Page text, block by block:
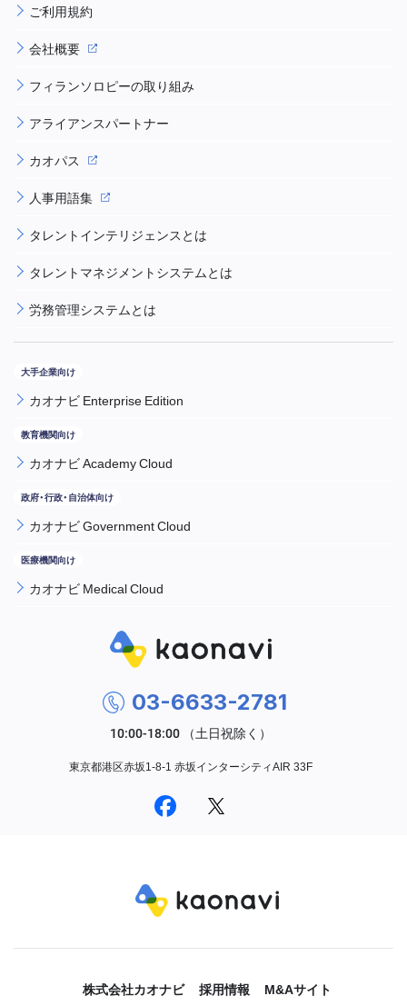
ご利用規約
会社概要
フィランソロピーの取り組み
アライアンスパートナー
カオパス
人事用語集
タレントインテリジェンスとは
タレントマネジメントシステムとは
労務管理システムとは
カオナビ Enterprise Edition
カオナビ Academy Cloud
カオナビ Government Cloud
カオナビ Medical Cloud
03-6633-2781
東京都港区赤坂1-8-1 赤坂インターシティAIR 33F
株式会社カオナビ 採用情報 M&Aサイト